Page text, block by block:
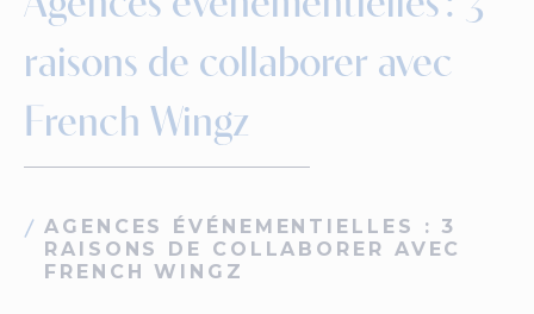
raisons de collaborer avec
French Wingz
AGENCES ÉVÉNEMENTIELLES : 3
RAISONS DE COLLABORER AVEC
FRENCH WINGZ